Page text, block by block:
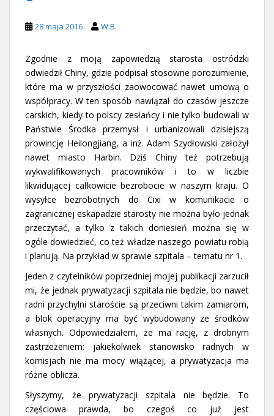
28 maja 2016 W.B.
Zgodnie z moją zapowiedzią starosta ostródzki
odwiedził Chiny, gdzie podpisał stosowne porozumienie,
które ma w przyszłości zaowocować nawet umową o
współpracy. W ten sposób nawiązał do czasów jeszcze
carskich, kiedy to polscy zesłańcy i nie tylko budowali w
Państwie Środka przemysł i urbanizowali dzisiejszą
prowincję Heilongjiang, a inż. Adam Szydłowski założył
nawet miasto Harbin. Dziś Chiny też potrzebują
wykwalifikowanych pracowników i to w liczbie
likwidującej całkowicie bezrobocie w naszym kraju. O
wysyłce bezrobotnych do Cixi w komunikacie o
zagranicznej eskapadzie starosty nie można było jednak
przeczytać, a tylko z takich doniesień można się w
ogóle dowiedzieć, co też władze naszego powiatu robią
i planują. Na przykład w sprawie szpitala – tematu nr 1.
Jeden z czytelników poprzedniej mojej publikacji zarzucił
mi, że jednak prywatyzacji szpitala nie będzie, bo nawet
radni przychylni staroście są przeciwni takim zamiarom,
a blok operacyjny ma być wybudowany ze środków
własnych. Odpowiedziałem, że ma rację, z drobnym
zastrzeżeniem: jakiekolwiek stanowisko radnych w
komisjach nie ma mocy wiążącej, a prywatyzacja ma
różne oblicza.
Słyszymy, że prywatyzacji szpitala nie będzie. To
częściowa prawda, bo czegoś co już jest